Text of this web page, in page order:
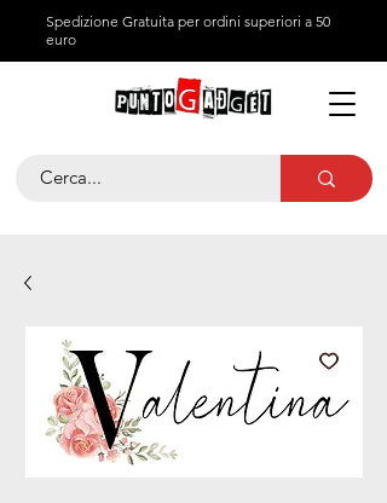
Spedizione Gratuita per ordini superiori a 50
euro